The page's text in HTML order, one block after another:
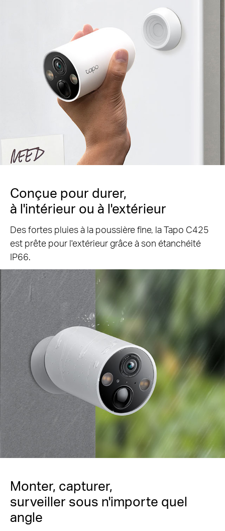
Conçue pour durer,
à l'intérieur ou à l'extérieur
Des fortes pluies à la poussière fine, la Tapo C425
est prête pour l'extérieur grâce à son étanchéité
IP66.
Monter, capturer,
surveiller sous n'importe quel
angle